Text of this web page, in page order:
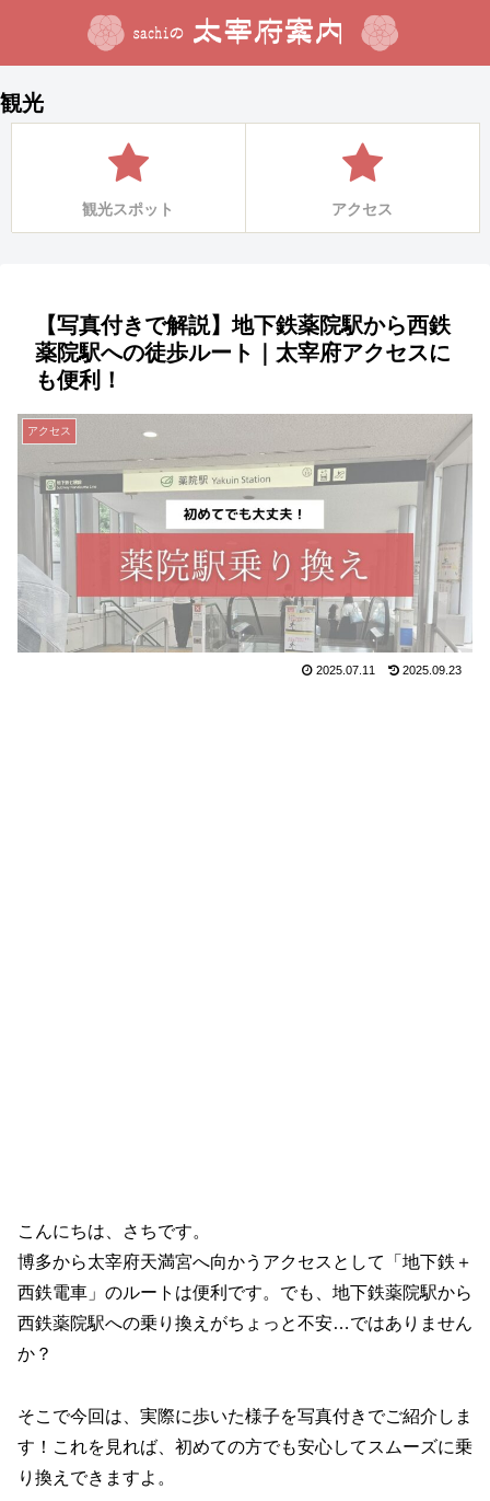
観光
観光スポット アクセス
【写真付きで解説】地下鉄薬院駅から西鉄
薬院駅への徒歩ルート｜太宰府アクセスに
も便利！
アクセス
2025.07.11 2025.09.23
こんにちは、さちです。
博多から太宰府天満宮へ向かうアクセスとして「地下鉄＋
西鉄電車」のルートは便利です。でも、地下鉄薬院駅から
西鉄薬院駅への乗り換えがちょっと不安…ではありません
か？
そこで今回は、実際に歩いた様子を写真付きでご紹介しま
す！これを見れば、初めての方でも安心してスムーズに乗
り換えできますよ。